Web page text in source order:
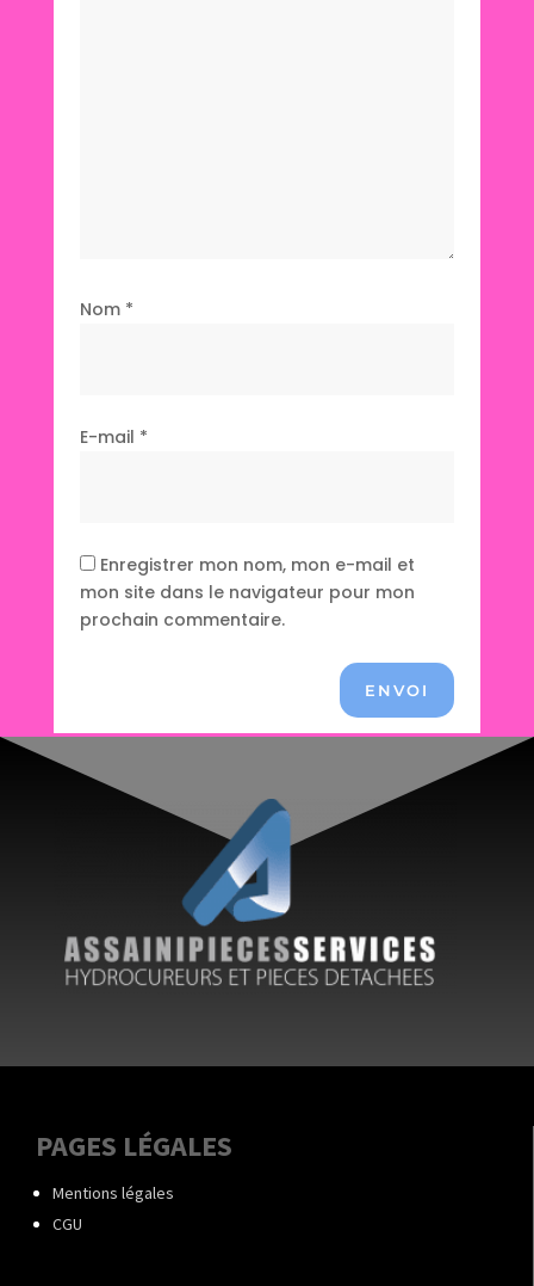
Nom *
E-mail *
Enregistrer mon nom, mon e-mail et
mon site dans le navigateur pour mon
prochain commentaire.
ENVOI
PAGES LÉGALES
Mentions légales
CGU